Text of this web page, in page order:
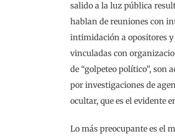
salido a la luz pública
hablan de reuniones con
intimidación a opositores y
vinculadas con
de “golpeteo político”, son
por investigaciones de
ocultar, que es el evidente
Lo más preocupante es el